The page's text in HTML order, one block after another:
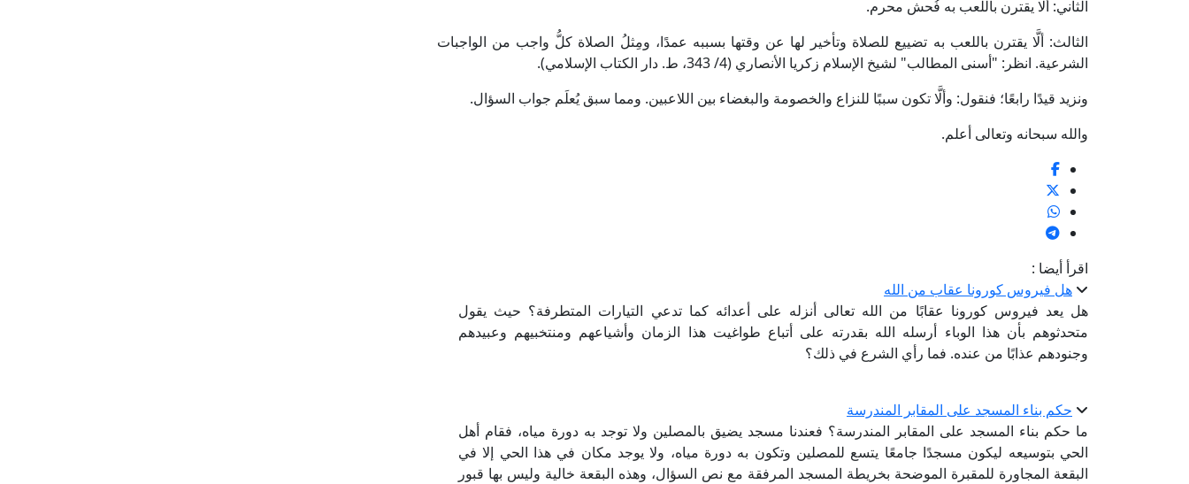
الثاني: ألَّا يقترن باللعب به فُحش محرم.
الثالث: ألَّا يقترن باللعب به تضييع للصلاة وتأخير لها عن وقتها بسببه عمدًا، ومِثلُ الصلاة كلُّ واجب من الواجبات
الشرعية. انظر: "أسنى المطالب" لشيخ الإسلام زكريا الأنصاري (4/ 343، ط. دار الكتاب الإسلامي).
ونزيد قيدًا رابعًا؛ فنقول: وألَّا تكون سببًا للنزاع والخصومة والبغضاء بين اللاعبين. ومما سبق يُعلَم جواب السؤال.
والله سبحانه وتعالى أعلم.
اقرأ أيضا :
هل فيروس كورونا عقاب من الله
هل يعد فيروس كورونا عقابًا من الله تعالى أنزله على أعدائه كما تدعي التيارات المتطرفة؟ حيث يقول
متحدثوهم بأن هذا الوباء أرسله الله بقدرته على أتباع طواغيت هذا الزمان وأشياعهم ومنتخبيهم وعبيدهم
وجنودهم عذابًا من عنده. فما رأي الشرع في ذلك؟
حكم بناء المسجد على المقابر المندرسة
ما حكم بناء المسجد على المقابر المندرسة؟ فعندنا مسجد يضيق بالمصلين ولا توجد به دورة مياه، فقام أهل
الحي بتوسيعه ليكون مسجدًا جامعًا يتسع للمصلين وتكون به دورة مياه، ولا يوجد مكان في هذا الحي إلا في
البقعة المجاورة للمقبرة الموضحة بخريطة المسجد المرفقة مع نص السؤال، وهذه البقعة خالية وليس بها قبور